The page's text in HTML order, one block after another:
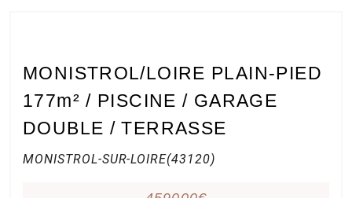
MONISTROL/LOIRE PLAIN-PIED
177m² / PISCINE / GARAGE
DOUBLE / TERRASSE
MONISTROL-SUR-LOIRE(43120)